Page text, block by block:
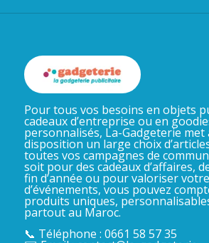
Pour tous vos besoins en objets
cadeaux d’entreprise ou en
personnalisés, La-Gadgeterie met
disposition un large choix
toutes vos campagnes de
soit pour des cadeaux d’affaires,
fin d’année ou pour valoriser
d’événements, vous pouvez
produits uniques,
partout au Maroc.
📞 Téléphone : 0661 58 57 35